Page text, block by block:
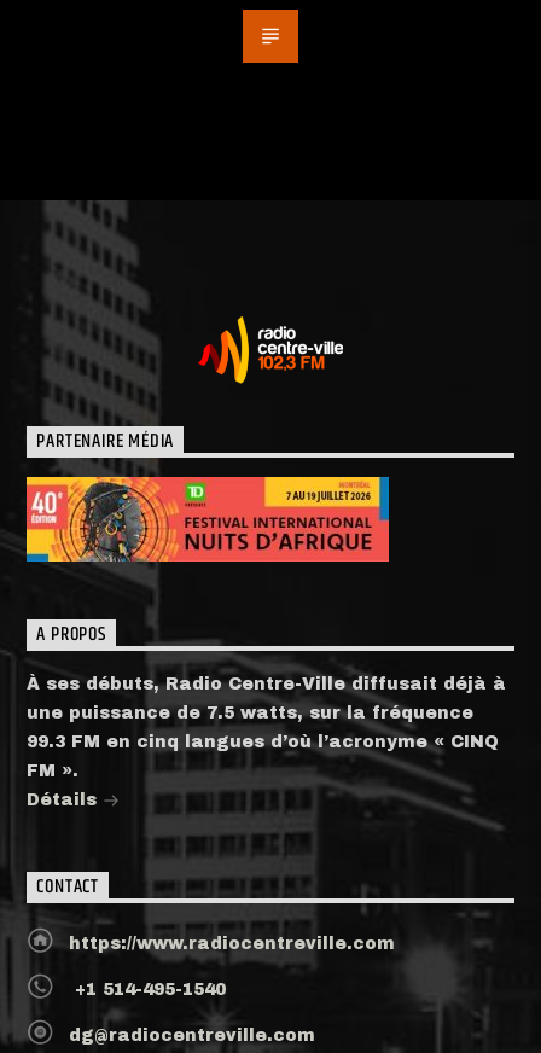
PARTENAIRE MÉDIA
A PROPOS
À ses débuts, Radio Centre-Ville diffusait déjà à
une puissance de 7.5 watts, sur la fréquence
99.3 FM en cinq langues d’où l’acronyme « CINQ
FM ».
Détails
CONTACT
https://www.radiocentreville.com
+1 514-495-1540
dg@radiocentreville.com